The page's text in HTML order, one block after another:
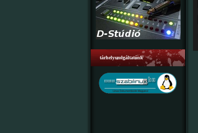
tárhelyszolgáltatónk